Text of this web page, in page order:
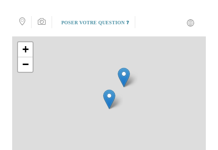
POSER VOTRE QUESTION ❓
+
−